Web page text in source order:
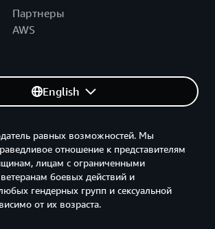
Партнеры
AWS
English
равных возможностей. Мы
отношение к представителям
лицам с ограниченными
боевых действий и
гендерных групп и сексуальной
от их возраста.